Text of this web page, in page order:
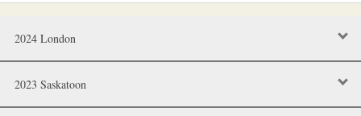
2024 London
2023 Saskatoon